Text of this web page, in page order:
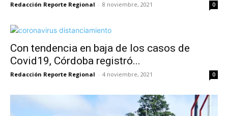
Redacción Reporte Regional - 8 noviembre, 2021 0
Con tendencia en baja de los casos de
Covid19, Córdoba registró...
Redacción Reporte Regional - 4 noviembre, 2021 0